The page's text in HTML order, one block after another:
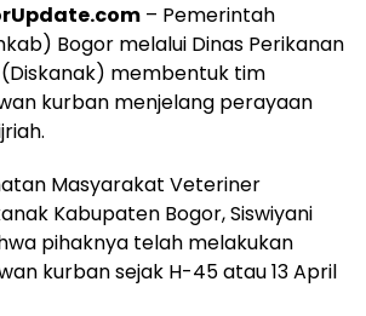
– Pemerintah
Bogor melalui Dinas Perikanan
membentuk tim
kurban menjelang perayaan
Masyarakat Veteriner
Kabupaten Bogor, Siswiyani
pihaknya telah melakukan
kurban sejak H-45 atau 13 April